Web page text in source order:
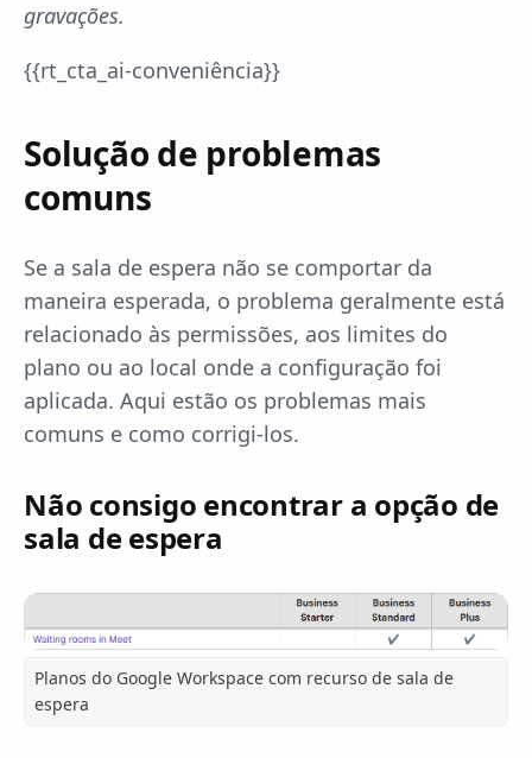
gravações.
{{rt_cta_ai-conveniência}}
Solução de problemas
comuns
Se a sala de espera não se comportar da
maneira esperada, o problema geralmente está
relacionado às permissões, aos limites do
plano ou ao local onde a configuração foi
aplicada. Aqui estão os problemas mais
comuns e como corrigi-los.
Não consigo encontrar a opção de
sala de espera
Planos do Google Workspace com recurso de sala de
espera